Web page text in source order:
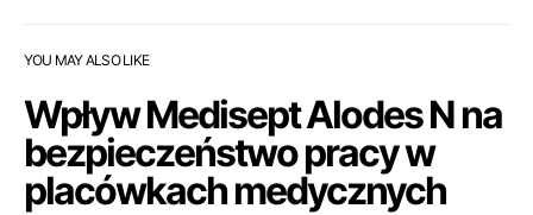
YOU MAY ALSO LIKE
Wpływ Medisept Alodes N na
bezpieczeństwo pracy w
placówkach medycznych